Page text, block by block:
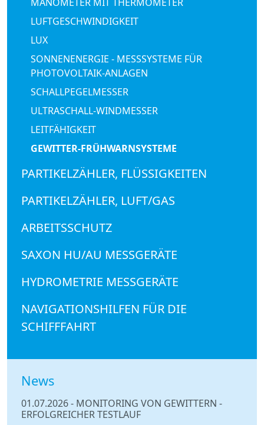
MANOMETER MIT THERMOMETER
LUFTGESCHWINDIGKEIT
LUX
SONNENENERGIE - MESSSYSTEME FÜR
PHOTOVOLTAIK-ANLAGEN
SCHALLPEGELMESSER
ULTRASCHALL-WINDMESSER
LEITFÄHIGKEIT
GEWITTER-FRÜHWARNSYSTEME
PARTIKELZÄHLER, FLÜSSIGKEITEN
PARTIKELZÄHLER, LUFT/GAS
ARBEITSSCHUTZ
SAXON HU/AU MESSGERÄTE
HYDROMETRIE MESSGERÄTE
NAVIGATIONSHILFEN FÜR DIE
SCHIFFFAHRT
News
01.07.2026- MONITORING VON GEWITTERN -
ERFOLGREICHER TESTLAUF